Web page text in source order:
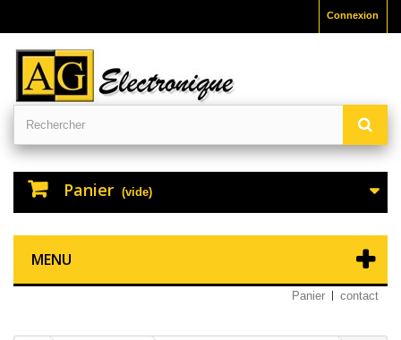
Connexion
Panier (vide)
MENU
Panier contact